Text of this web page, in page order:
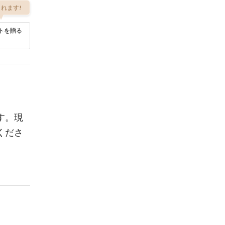
ます!
を贈る
。現
ださ